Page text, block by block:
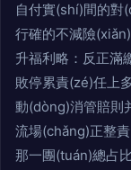
自付實(shí)間的
行確的不減險
升福利略：反正滿
敗停累責(zé)任上
動(dòng)消管賠則
流場(chǎng)正整
那一團(tuán)總占